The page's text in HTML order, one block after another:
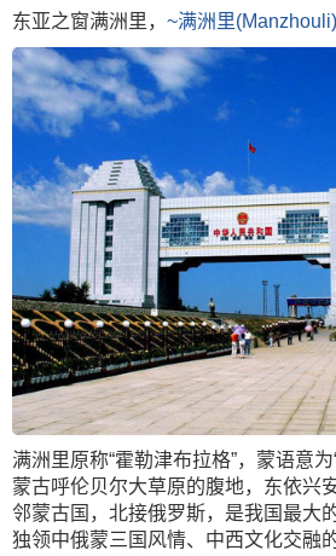
东亚之窗满洲里， ~满洲里
满洲里原称“霍勒津布拉格”，蒙语意
蒙古呼伦贝尔大草原的腹地，东依兴
邻蒙古国，北接俄罗斯，是我国最大
独领中俄蒙三国风情、中西文化交融